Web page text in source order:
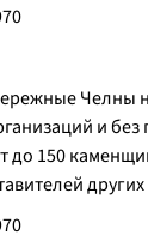
Челны
и без
до 150